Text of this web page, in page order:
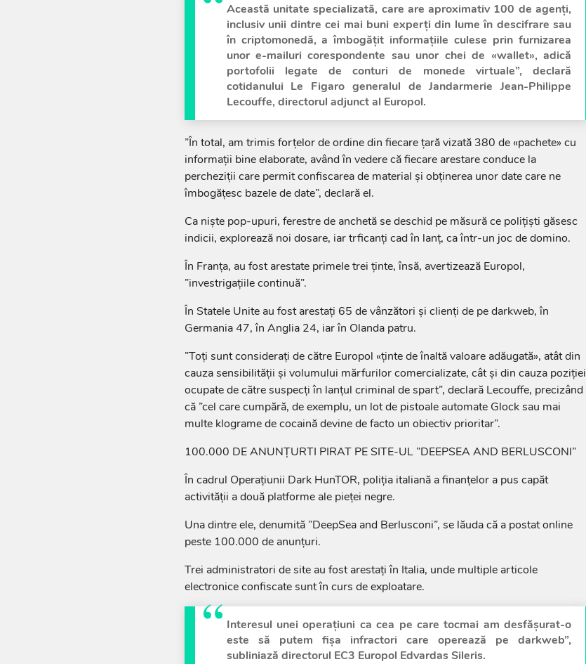
Această unitate specializată, care are aproximativ 100 de agenţi,
inclusiv unii dintre cei mai buni experţi din lume în descifrare sau
în criptomonedă, a îmbogăţit informaţiile culese prin furnizarea
unor e-mailuri corespondente sau unor chei de «wallet», adică
portofolii legate de conturi de monede virtuale”, declară
cotidanului Le Figaro generalul de Jandarmerie Jean-Philippe
Lecouffe, directorul adjunct al Europol.
”În total, am trimis forţelor de ordine din fiecare ţară vizată 380 de «pachete» cu
informaţii bine elaborate, având în vedere că fiecare arestare conduce la
percheziţii care permit confiscarea de material şi obţinerea unor date care ne
îmbogăţesc bazele de date”, declară el.
Ca nişte pop-upuri, ferestre de anchetă se deschid pe măsură ce poliţişti găsesc
indicii, explorează noi dosare, iar trficanţi cad în lanţ, ca într-un joc de domino.
În Franţa, au fost arestate primele trei ţinte, însă, avertizează Europol,
”investrigaţiile continuă”.
În Statele Unite au fost arestaţi 65 de vânzători şi clienţi de pe darkweb, în
Germania 47, în Anglia 24, iar în Olanda patru.
”Toţi sunt consideraţi de către Europol «ţinte de înaltă valoare adăugată», atât din
cauza sensibilităţii şi volumului mărfurilor comercializate, cât şi din cauza poziţiei
ocupate de către suspecţi în lanţul criminal de spart”, declară Lecouffe, precizând
că ”cel care cumpără, de exemplu, un lot de pistoale automate Glock sau mai
multe klograme de cocaină devine de facto un obiectiv prioritar”.
100.000 DE ANUNŢURTI PIRAT PE SITE-UL ”DEEPSEA AND BERLUSCONI”
În cadrul Operaţiunii Dark HunTOR, poliţia italiană a finanţelor a pus capăt
activităţii a două platforme ale pieţei negre.
Una dintre ele, denumită ”DeepSea and Berlusconi”, se lăuda că a postat online
peste 100.000 de anunţuri.
Trei administratori de site au fost arestaţi în Italia, unde multiple articole
electronice confiscate sunt în curs de exploatare.
Interesul unei operaţiuni ca cea pe care tocmai am desfăşurat-o
este să putem fişa infractori care operează pe darkweb”,
subliniază directorul EC3 Europol Edvardas Sileris.